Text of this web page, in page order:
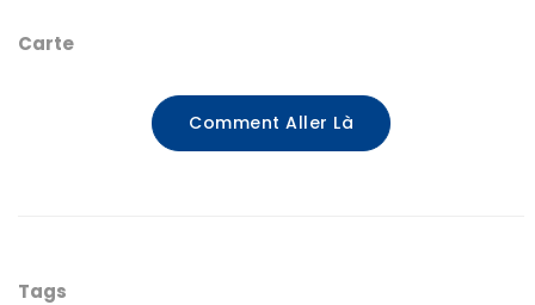
Carte
Comment Aller Là
Tags